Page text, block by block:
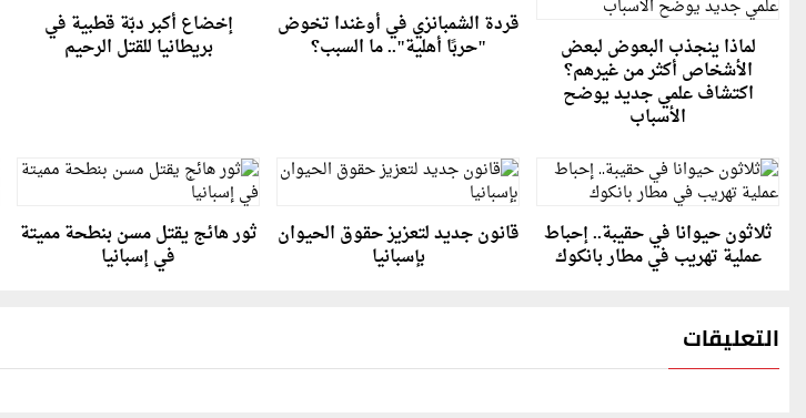
لماذا ينجذب البعوض لبعض
الأشخاص أكثر من غيرهم؟
اكتشاف علمي جديد يوضح
الأسباب
قردة الشمبانزي في أوغندا تخوض
"حربًا أهلية".. ما السبب؟
إخضاع أكبر دبّة قطبية في
بريطانيا للقتل الرحيم
ثلاثون حيوانا في حقيبة.. إحباط
عملية تهريب في مطار بانكوك
قانون جديد لتعزيز حقوق الحيوان
بإسبانيا
ثور هائج يقتل مسن بنطحة مميتة
في إسبانيا
التعليقات